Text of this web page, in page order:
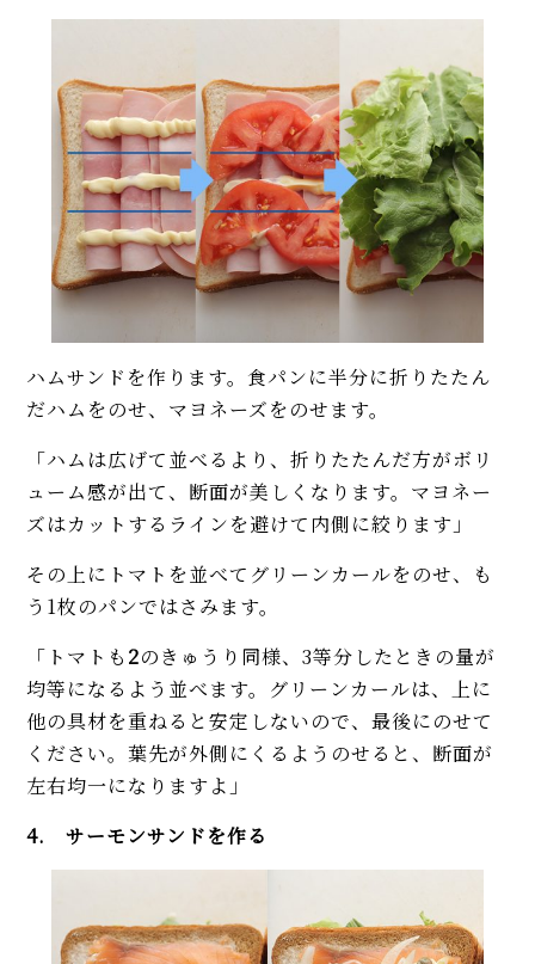
ハムサンドを作ります。食パンに半分に折りたたん
だハムをのせ、マヨネーズをのせます。
「ハムは広げて並べるより、折りたたんだ方がボリ
ューム感が出て、断面が美しくなります。マヨネー
ズはカットするラインを避けて内側に絞ります」
その上にトマトを並べてグリーンカールをのせ、も
う1枚のパンではさみます。
「トマトも 2のきゅうり同様、3等分したときの量が
均等になるよう並べます。グリーンカールは、上に
他の具材を重ねると安定しないので、最後にのせて
ください。葉先が外側にくるようのせると、断面が
左右均一になりますよ」
4. サーモンサンドを作る